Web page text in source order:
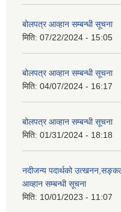
बोलपत्र आव्हान सम्बन्धी सूचना
मिति: 07/22/2024 - 15:05
बोलपत्र आव्हान सम्बन्धी सूचना
मिति: 04/07/2024 - 16:17
बोलपत्र आव्हान सम्बन्धी सूचना
मिति: 01/31/2024 - 18:18
नदीजन्य पदार्थको
आव्हान सम्बन्धी सूचना
मिति: 10/01/2023 - 11:07